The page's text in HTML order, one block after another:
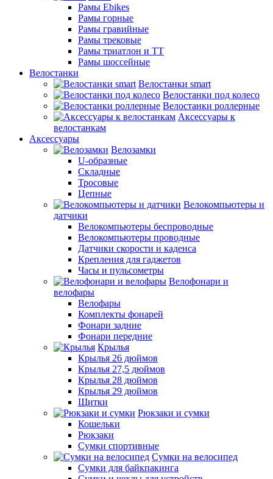
Рамы Ebikes
Рамы горные
Рамы гравийные
Рамы трековые
Рамы триатлон и ТТ
Рамы шоссейные
Велостанки
Велостанки smart
Велостанки под колесо
Велостанки роллерные
Аксессуары к
велостанкам
Аксессуары
Велозамки
U-образные
Складные
Тросовые
Цепные
Велокомпьютеры и
датчики
Велокомпьютеры беспроводные
Велокомпьютеры проводные
Датчики скорости и каденса
Крепления для гаджетов
Часы и пульсометры
Велофонари и
велофары
Велофары
Комплекты фонарей
Фонари задние
Фонари передние
Крылья
Крылья 26 дюймов
Крылья 27,5 дюймов
Крылья 28 дюймов
Крылья 29 дюймов
Щитки
Рюкзаки и сумки
Кошельки
Рюкзаки
Сумки спортивные
Сумки на велосипед
Сумки для байкпакинга